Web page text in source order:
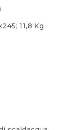
11,8 Kg